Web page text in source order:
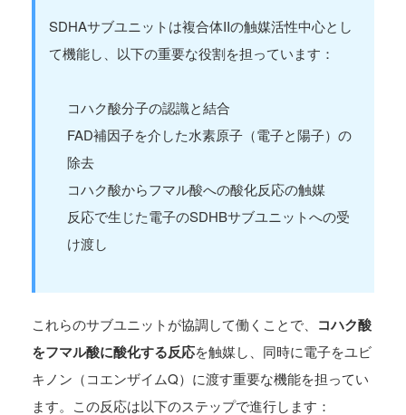
SDHAサブユニットは複合体IIの触媒活性中心とし
て機能し、以下の重要な役割を担っています：
コハク酸分子の認識と結合
FAD補因子を介した水素原子（電子と陽子）の
除去
コハク酸からフマル酸への酸化反応の触媒
反応で生じた電子のSDHBサブユニットへの受
け渡し
これらのサブユニットが協調して働くことで、 コハク酸
をフマル酸に酸化する反応を触媒し、同時に電子をユビ
キノン（コエンザイムQ）に渡す重要な機能を担ってい
ます。この反応は以下のステップで進行します：